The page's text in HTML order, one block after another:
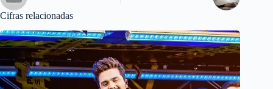
Cifras relacionadas